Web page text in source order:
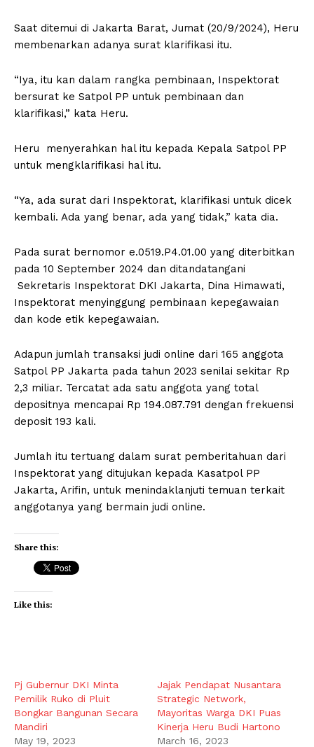
Saat ditemui di Jakarta Barat, Jumat (20/9/2024), Heru
membenarkan adanya surat klarifikasi itu.
“Iya, itu kan dalam rangka pembinaan, Inspektorat
bersurat ke Satpol PP untuk pembinaan dan
klarifikasi,” kata Heru.
Heru menyerahkan hal itu kepada Kepala Satpol PP
untuk mengklarifikasi hal itu.
“Ya, ada surat dari Inspektorat, klarifikasi untuk dicek
kembali. Ada yang benar, ada yang tidak,” kata dia.
Pada surat bernomor e.0519.P4.01.00 yang diterbitkan
pada 10 September 2024 dan ditandatangani
Sekretaris Inspektorat DKI Jakarta, Dina Himawati,
Inspektorat menyinggung pembinaan kepegawaian
dan kode etik kepegawaian.
Adapun jumlah transaksi judi online dari 165 anggota
Satpol PP Jakarta pada tahun 2023 senilai sekitar Rp
2,3 miliar. Tercatat ada satu anggota yang total
depositnya mencapai Rp 194.087.791 dengan frekuensi
deposit 193 kali.
Jumlah itu tertuang dalam surat pemberitahuan dari
Inspektorat yang ditujukan kepada Kasatpol PP
Jakarta, Arifin, untuk menindaklanjuti temuan terkait
anggotanya yang bermain judi online.
Share this:
Like this:
Pj Gubernur DKI Minta
Pemilik Ruko di Pluit
Bongkar Bangunan Secara
Mandiri
May 19, 2023
Jajak Pendapat Nusantara
Strategic Network,
Mayoritas Warga DKI Puas
Kinerja Heru Budi Hartono
March 16, 2023